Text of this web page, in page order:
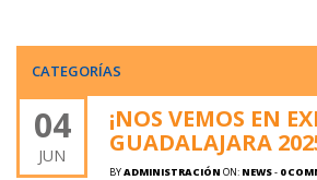
CATEGORÍAS
04
JUN
¡NOS VEMOS EN
GUADALAJARA
BYADMINISTRACIÓN ON: NEWS- 0